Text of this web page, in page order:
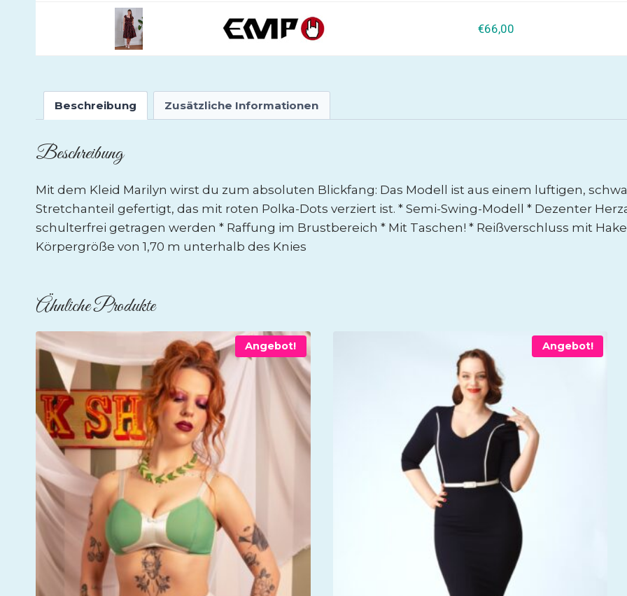
€66,00
Beschreibung Zusätzliche Informationen
Beschreibung
Mit dem Kleid Marilyn wirst du zum absoluten Blickfang: Das Modell ist aus einem luftigen,
Stretchanteil gefertigt, das mit roten Polka-Dots verziert ist. * Semi-Swing-Modell * Dezenter
schulterfrei getragen werden * Raffung im Brustbereich * Mit Taschen! * Reißverschluss mit
Körpergröße von 1,70 m unterhalb des Knies
Ähnliche Produkte
Angebot! Angebot!